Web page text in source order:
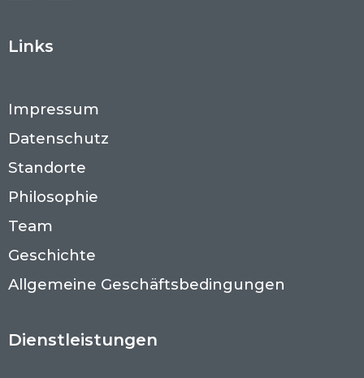
Links
Impressum
Datenschutz
Standorte
Philosophie
Team
Geschichte
Allgemeine Geschäftsbedingungen
Dienstleistungen